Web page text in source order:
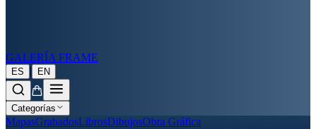
GALERÍA FRAME
ES | EN
Categorías
MapasGrabadosLibrosDibujosObra Gráfica